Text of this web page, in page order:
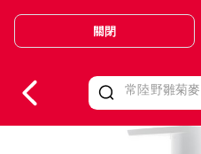
Valid Until 30 June 2026
關閉